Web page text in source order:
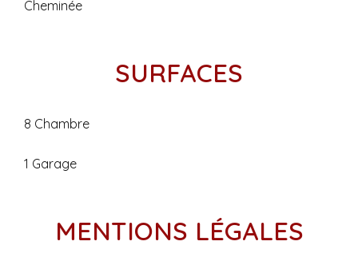
Cheminée
SURFACES
8 Chambre
1 Garage
MENTIONS LÉGALES